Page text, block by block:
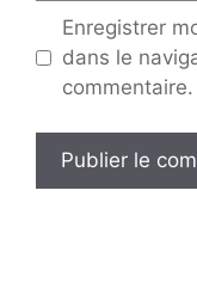
Enregistrer
dans le
commentaire.